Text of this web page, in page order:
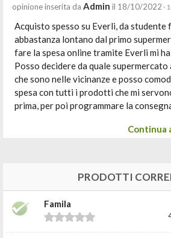
opinione inserita da Admin il 18/10/2022 ·
Acquisto spesso su Everli, da studente
abbastanza lontano dal primo
fare la spesa online tramite Everli mi
Posso decidere da quale
che sono nelle vicinanze e posso
spesa con tutti i prodotti che mi
prima, per poi programmare la
Continua
PRODOTTI
Famila